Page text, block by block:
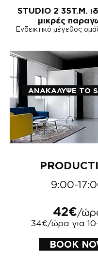
​STUDIO 2 35Τ.Μ.
μικρές
Ενδεικτικό μέγεθος
ΑΝΑΚΑΛΥΨΕ ΤΟ
42€/
34€/ώρα για
BOOK
9:00-